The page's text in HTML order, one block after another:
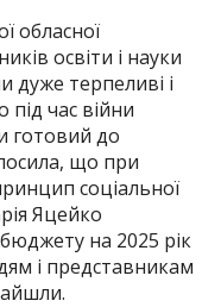
обласної
освіти і науки
дуже терпеливі і
під час війни
готовий до
що при
соціальної
Яцейко
на 2025 рік
і представникам